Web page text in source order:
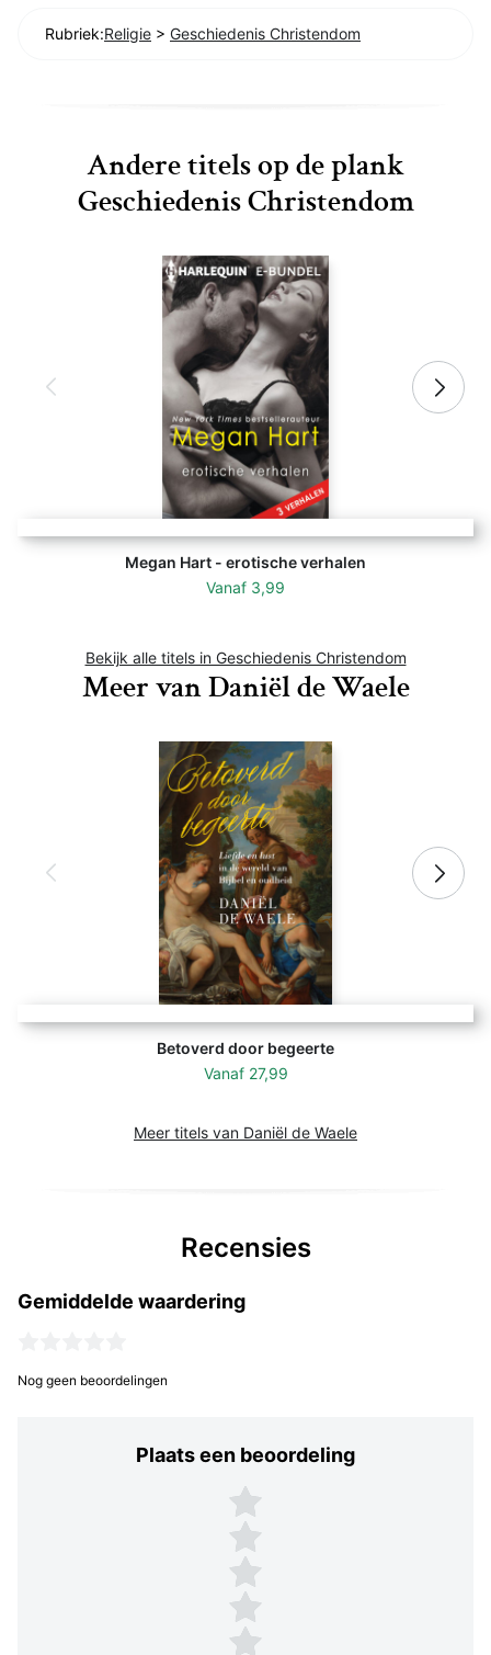
Rubriek:Religie > Geschiedenis Christendom
Andere titels op de plank
Geschiedenis Christendom
Megan Hart - erotische verhalen
Vanaf 3,99
Bekijk alle titels in Geschiedenis Christendom
Meer van Daniël de Waele
Betoverd door begeerte
Vanaf 27,99
Meer titels van Daniël de Waele
Recensies
Gemiddelde waardering
Nog geen beoordelingen
Plaats een beoordeling
Plaats een beoordeling
5 sterren
4 sterren
3 sterren
2 sterren
1 ster